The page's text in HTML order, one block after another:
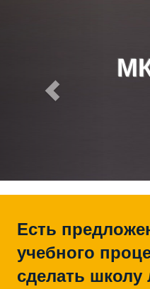
Есть
учебного
сделать школу